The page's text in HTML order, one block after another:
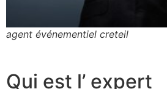
agent événementiel creteil
Qui est l’ expert